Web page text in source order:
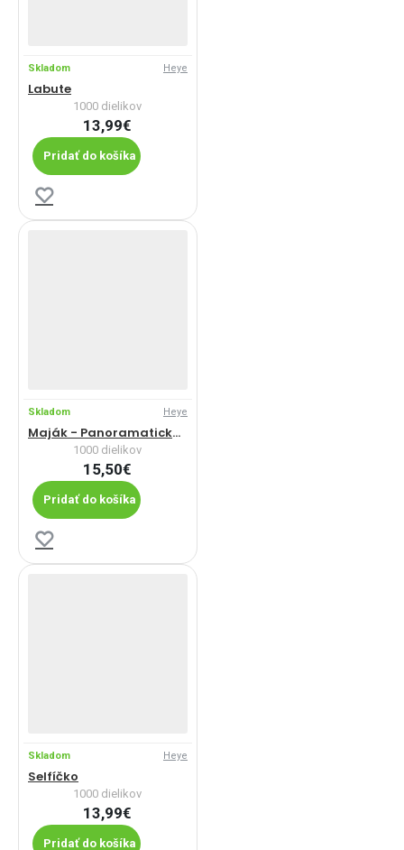
Skladom Heye
Labute
1000 dielikov
13,99€
Pridať do košíka
Skladom Heye
Maják - Panoramatické puzzle
1000 dielikov
15,50€
Pridať do košíka
Skladom Heye
Selfíčko
1000 dielikov
13,99€
Pridať do košíka